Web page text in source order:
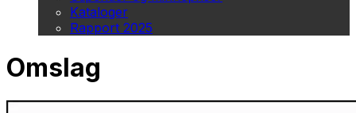
Kataloger
Rapport 2025
Omslag